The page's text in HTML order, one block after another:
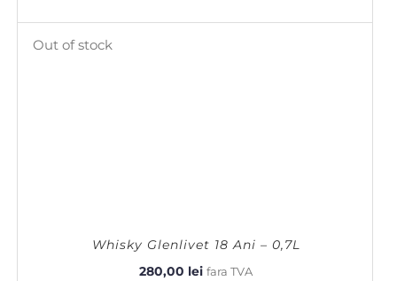
Out of stock
Whisky Glenlivet 18 Ani – 0,7L
280,00 lei fara TVA